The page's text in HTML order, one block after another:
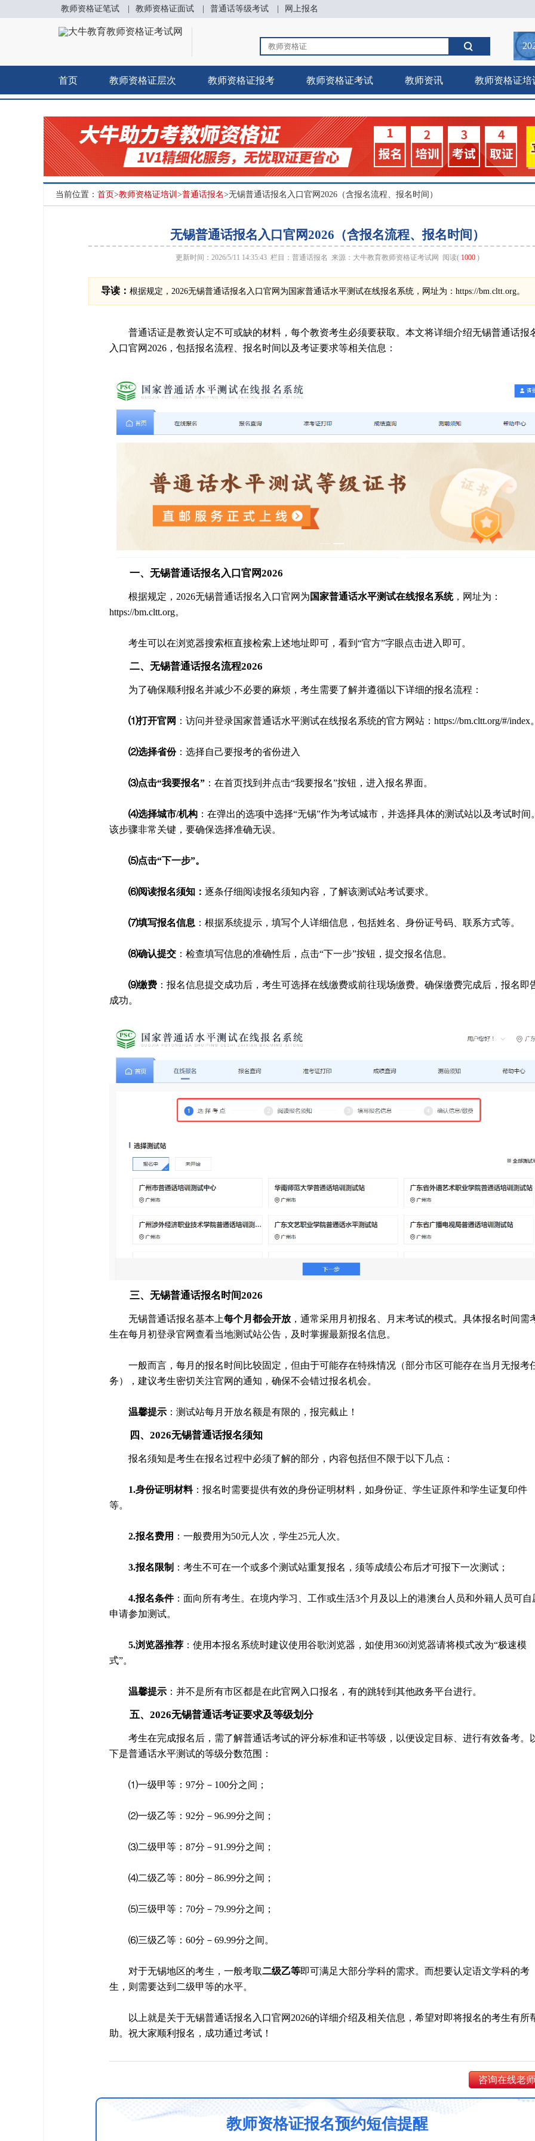
教师资格证笔试 教师资格证面试 普通话等级考试 网上报名
首页 教师资格证层次 教师资格证报考 教师资格证考试 教师资讯 教师资格证培
当前位置： 首页>教师资格证培训 >普通话报名>无锡普通话报名入口官网2026（含报名流程、报名时间）
无锡普通话报名入口官网2026（含报名流程、报名时间）
更新时间：2026/5/11 14:35:43 栏目： 普通话报名 来源： 大牛教育教师资格证考试网 阅读( 1000 )
导读： 根据规定，2026无锡普通话报名入口官网为国家普通话水平测试在线报名系统，网址为：https://bm.cltt.org。
普通话证是教资认定不可或缺的材料，每个教资考生必须要获取。本文将详细介绍无锡普通话报
入口官网2026，包括报名流程、报名时间以及考证要求等相关信息：
一、无锡普通话报名入口官网2026
根据规定，2026无锡普通话报名入口官网为 国家普通话水平测试在线报名系统，网址为：
https://bm.cltt.org。
考生可以在浏览器搜索框直接检索上述地址即可，看到“官方”字眼点击进入即可。
二、无锡普通话报名流程2026
为了确保顺利报名并减少不必要的麻烦，考生需要了解并遵循以下详细的报名流程：
⑴打开官网 ：访问并登录国家普通话水平测试在线报名系统的官方网站：https://bm.cltt.org/#/index
⑵选择省份：选择自己要报考的省份进入
⑶点击“我要报名” ：在首页找到并点击“我要报名”按钮，进入报名界面。
⑷选择城市/机构 ：在弹出的选项中选择“无锡”作为考试城市，并选择具体的测试站以及考试时间
该步骤非常关键，要确保选择准确无误。
⑸点击“下一步”。
⑹阅读报名须知： 逐条仔细阅读报名须知内容，了解该测试站考试要求。
⑺填写报名信息 ：根据系统提示，填写个人详细信息，包括姓名、身份证号码、联系方式等。
⑻确认提交 ：检查填写信息的准确性后，点击“下一步”按钮，提交报名信息。
⑼缴费 ：报名信息提交成功后，考生可选择在线缴费或前往现场缴费。确保缴费完成后，报名即
成功。
三、无锡普通话报名时间2026
无锡普通话报名基本上每个月都会开放 ，通常采用月初报名、月末考试的模式。具体报名时间需
生在每月初登录官网查看当地测试站公告，及时掌握最新报名信息。
一般而言，每月的报名时间比较固定，但由于可能存在特殊情况（部分市区可能存在当月无报考
务），建议考生密切关注官网的通知，确保不会错过报名机会。
温馨提示 ：测试站每月开放名额是有限的，报完截止！
四、2026无锡普通话报名须知
报名须知是考生在报名过程中必须了解的部分，内容包括但不限于以下几点：
1.身份证明材料：报名时需要提供有效的身份证明材料，如身份证、学生证原件和学生证复印件
等。
2.报名费用 ：一般费用为50元人次，学生25元人次。
3.报名限制 ：考生不可在一个或多个测试站重复报名，须等成绩公布后才可报下一次测试；
4.报名条件：面向所有考生。在境内学习、工作或生活3个月及以上的港澳台人员和外籍人员可自
申请参加测试。
5.浏览器推荐 ：使用本报名系统时建议使用谷歌浏览器，如使用360浏览器请将模式改为“极速模
式”。
温馨提示 ：并不是所有市区都是在此官网入口报名，有的跳转到其他政务平台进行。
五、2026无锡普通话考证要求及等级划分
考生在完成报名后，需了解普通话考试的评分标准和证书等级，以便设定目标、进行有效备考。
下是普通话水平测试的等级分数范围：
⑴一级甲等：97分－100分之间；
⑵一级乙等：92分－96.99分之间；
⑶二级甲等：87分－91.99分之间；
⑷二级乙等：80分－86.99分之间；
⑸三级甲等：70分－79.99分之间；
⑹三级乙等：60分－69.99分之间。
对于无锡地区的考生，一般考取二级乙等即可满足大部分学科的需求。而想要认定语文学科的考
生，则需要达到二级甲等的水平。
以上就是关于无锡普通话报名入口官网2026的详细介绍及相关信息，希望对即将报名的考生有所
助。祝大家顺利报名，成功通过考试！
咨询在线老师
教师资格证报名预约短信提醒